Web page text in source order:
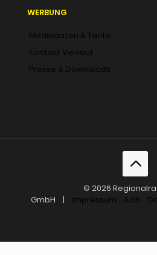
WERBUNG
Mediadaten & Tarife
Kontakt Verkauf
Presse & Downloads
© 2026
GmbH | Impressum AGB